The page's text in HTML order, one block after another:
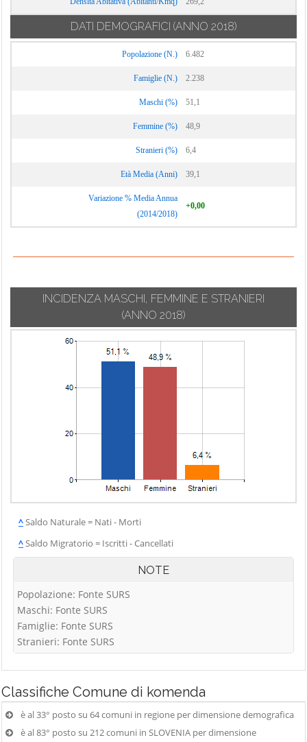
DATI DEMOGRAFICI (ANNO 2018)
Popolazione (N.) 6.482
Famiglie (N.) 2.238
Maschi (%) 51,1
Femmine (%) 48,9
Stranieri (%) 6,4
Età Media (Anni) 39,1
Variazione % Media Annua
(2014/2018)
+0,00
INCIDENZA MASCHI, FEMMINE E STRANIERI
(ANNO 2018)
^Saldo Naturale = Nati - Morti
^Saldo Migratorio = Iscritti - Cancellati
NOTE
Popolazione: Fonte SURS
Maschi: Fonte SURS
Famiglie: Fonte SURS
Stranieri: Fonte SURS
Classifiche Comune di komenda
è al 33° posto su 64 comuni in regione per dimensione demografica
è al 83° posto su 212 comuni in SLOVENIA per dimensione